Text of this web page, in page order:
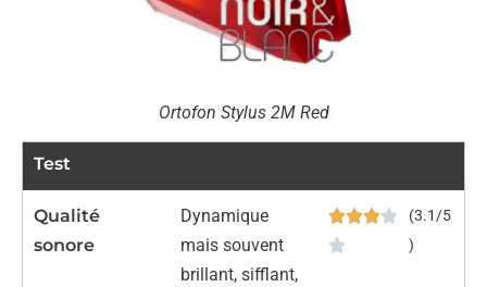
Ortofon Stylus 2M Red
Test
Qualité
sonore
Dynamique
mais souvent
brillant, sifflant,
(3.1/5
)